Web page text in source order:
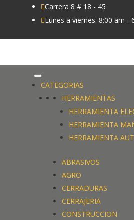
Carrera 8 # 18 - 45
Lunes a viernes: 8:00 am -
CATEGORIAS
HERRAMIENTAS
HERRAMIENTA
HERRAMIENTA
HERRAMIENTA
ABRASIVOS
AGRO
CERRADURAS
CERRAJERIA
CONSTRUCCION